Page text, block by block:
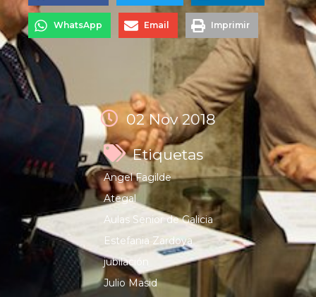
WhatsApp Email Imprimir
02 Nov 2018
Etiquetas
Angel Fagilde
Ategal
Aulas Senior de Galicia
Estefania Zardoya
jubilación
Julio Masid